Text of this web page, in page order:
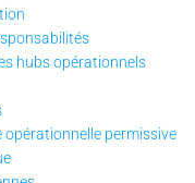
hubs opérationnels
opérationnelle permissive